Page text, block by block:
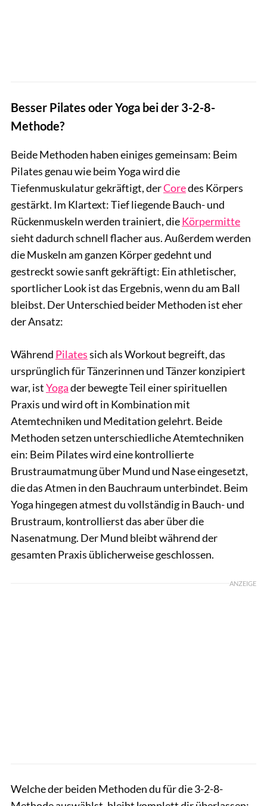
Besser Pilates oder Yoga bei der 3-2-8-
Methode?
Beide Methoden haben einiges gemeinsam: Beim
Pilates genau wie beim Yoga wird die
Tiefenmuskulatur gekräftigt, derCoredes Körpers
gestärkt. Im Klartext: Tief liegende Bauch- und
Rückenmuskeln werden trainiert, dieKörpermitte
sieht dadurch schnell flacher aus. Außerdem werden
die Muskeln am ganzen Körper gedehnt und
gestreckt sowie sanft gekräftigt: Ein athletischer,
sportlicher Look ist das Ergebnis, wenn du am Ball
bleibst. Der Unterschied beider Methoden ist eher
der Ansatz:
Während Pilatessich als Workout begreift, das
ursprünglich für Tänzerinnen und Tänzer konzipiert
war, istYogader bewegte Teil einer spirituellen
Praxis und wird oft in Kombination mit
Atemtechniken und Meditation gelehrt. Beide
Methoden setzen unterschiedliche Atemtechniken
ein: Beim Pilates wird eine kontrollierte
Brustraumatmung über Mund und Nase eingesetzt,
die das Atmen in den Bauchraum unterbindet. Beim
Yoga hingegen atmest du vollständig in Bauch- und
Brustraum, kontrollierst das aber über die
Nasenatmung. Der Mund bleibt während der
gesamten Praxis üblicherweise geschlossen.
ANZEIGE
Welche der beiden Methoden du für die 3-2-8-